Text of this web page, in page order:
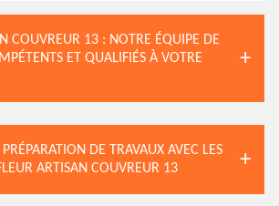
COUVREUR 13 : NOTRE ÉQUIPE DE
ET QUALIFIÉS À VOTRE
DE TRAVAUX AVEC LES
ARTISAN COUVREUR 13